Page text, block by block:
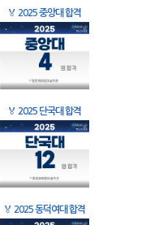
🏅 2025 중앙대 합격
🏅 2025 단국대 합격
🏅 2025 동덕여대 합격